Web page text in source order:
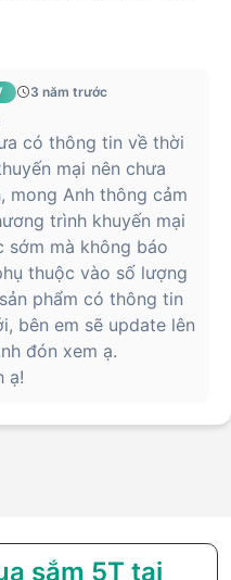
3 năm trước
có thông tin về thời
mại nên chưa
mong Anh thông cảm
trình khuyến mại
sớm mà không báo
thuộc vào số lượng
phẩm có thông tin
bên em sẽ update lên
đón xem ạ.
ạ!
sắm 5T tại